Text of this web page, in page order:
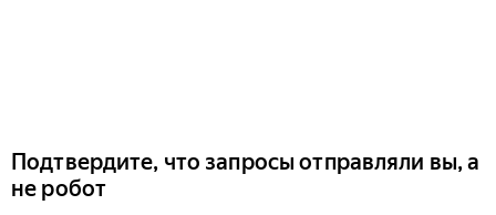
Подтвердите, что запросы отправляли вы, а
не робот